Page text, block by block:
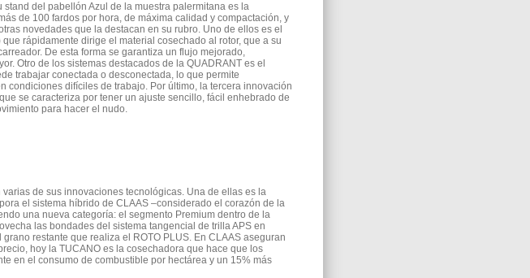
del pabellón Azul de la muestra palermitana es la
de 100 fardos por hora, de máxima calidad y compactación, y
novedades que la destacan en su rubro. Uno de ellos es el
rápidamente dirige el material cosechado al rotor, que a su
De esta forma se garantiza un flujo mejorado,
Otro de los sistemas destacados de la QUADRANT es el
trabajar conectada o desconectada, lo que permite
condiciones difíciles de trabajo. Por último, la tercera innovación
se caracteriza por tener un ajuste sencillo, fácil enhebrado de
para hacer el nudo.
de sus innovaciones tecnológicas. Una de ellas es la
el sistema híbrido de CLAAS –considerado el corazón de la
una nueva categoría: el segmento Premium dentro de la
las bondades del sistema tangencial de trilla APS en
restante que realiza el ROTO PLUS. En CLAAS aseguran
hoy la TUCANO es la cosechadora que hace que los
en el consumo de combustible por hectárea y un 15% más